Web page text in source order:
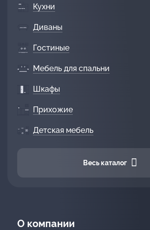
Кухни
Диваны
Гостиные
Мебель для спальни
Шкафы
Прихожие
Детская мебель
Весь каталог
О компании